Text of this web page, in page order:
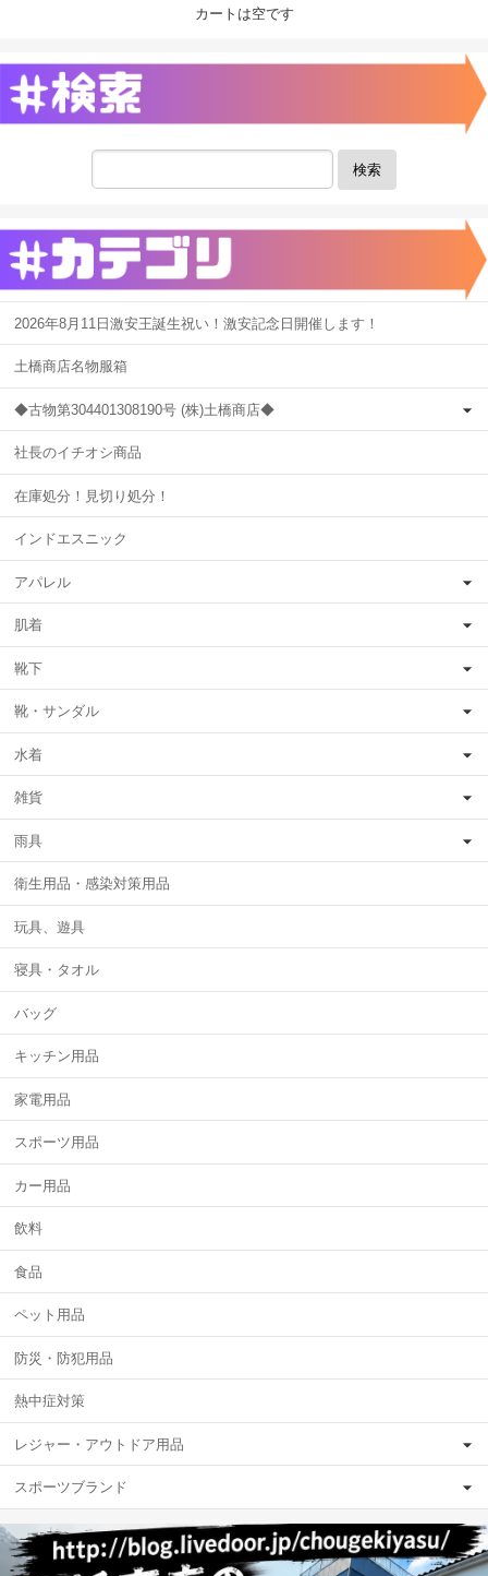
カートは空です
検索
2026年8月11日激安王誕生祝い！激安記念日開催します！
土橋商店名物服箱
◆古物第304401308190号 (株)土橋商店◆
社長のイチオシ商品
在庫処分！見切り処分！
インドエスニック
アパレル
肌着
靴下
靴・サンダル
水着
雑貨
雨具
衛生用品・感染対策用品
玩具、遊具
寝具・タオル
バッグ
キッチン用品
家電用品
スポーツ用品
カー用品
飲料
食品
ペット用品
防災・防犯用品
熱中症対策
レジャー・アウトドア用品
スポーツブランド